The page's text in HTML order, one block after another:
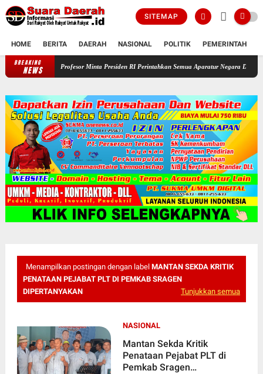
SITEMAP
HOME BERITA DAERAH NASIONAL POLITIK PEMERINTAH
BREAKING
NEWS
Profesor Minta Presiden RI Perintahkan Semua Aparatur Negara Di Seluruh
Menampilkan postingan dengan label MANTAN SEKDA KRITIK
PENATAAN PEJABAT PLT DI PEMKAB SRAGEN
DIPERTANYAKAN
Tunjukkan semua
NASIONAL
Mantan Sekda Kritik
Penataan Pejabat PLT di
Pemkab Sragen